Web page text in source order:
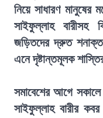
নিয়ে সাধারণ মানুষের
সাইফুল্লাহ বারীসহ
জড়িতদের দ্রুত
এনে দৃষ্টান্তমূলক
সমাবেশের আগে সকালে
সাইফুল্লাহ বারীর